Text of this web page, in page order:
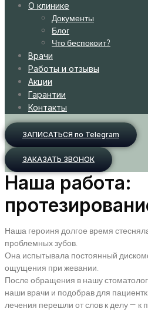
О клинике
Документы
Блог
Что беспокоит?
Врачи
Работы и отзывы
Акции
Гарантии
Контакты
ЗАПИСАТЬСЯ по Telegram
ЗАКАЗАТЬ ЗВОНОК
Наша работа:
Наша героиня долгое время
проблемных зубов.
Она испытывала постоянный
ощущения при жевании.
После обращения в нашу
наши врачи и подобрав для
лечения перешли от слов к делу — к